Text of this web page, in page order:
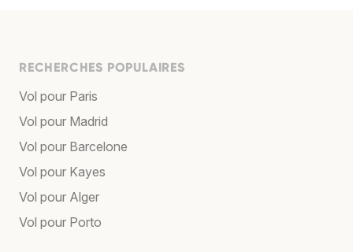
RECHERCHES POPULAIRES
Vol pour Paris
Vol pour Madrid
Vol pour Barcelone
Vol pour Kayes
Vol pour Alger
Vol pour Porto